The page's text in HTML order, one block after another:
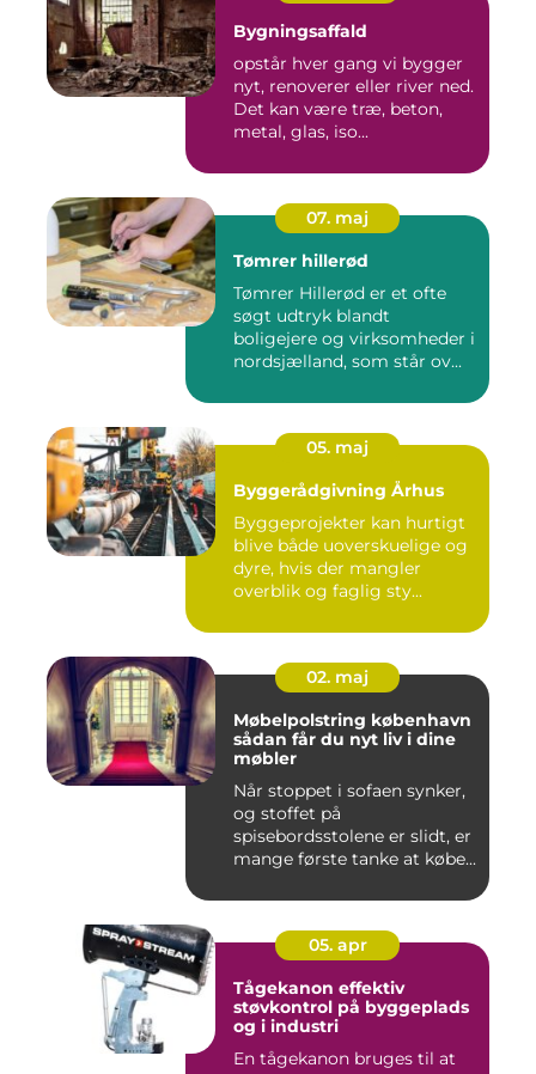
Bygningsaffald
opstår hver gang vi bygger
nyt, renoverer eller river ned.
Det kan være træ, beton,
metal, glas, iso...
07. maj
Tømrer hillerød
Tømrer Hillerød er et ofte
søgt udtryk blandt
boligejere og virksomheder i
nordsjælland, som står ov...
05. maj
Byggerådgivning Århus
Byggeprojekter kan hurtigt
blive både uoverskuelige og
dyre, hvis der mangler
overblik og faglig sty...
02. maj
Møbelpolstring københavn
sådan får du nyt liv i dine
møbler
Når stoppet i sofaen synker,
og stoffet på
spisebordsstolene er slidt, er
mange første tanke at købe...
05. apr
Tågekanon effektiv
støvkontrol på byggeplads
og i industri
En tågekanon bruges til at